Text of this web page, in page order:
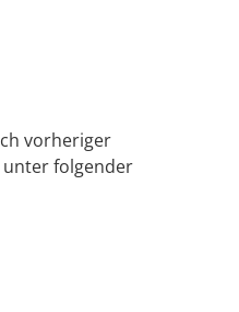
vorheriger
folgender